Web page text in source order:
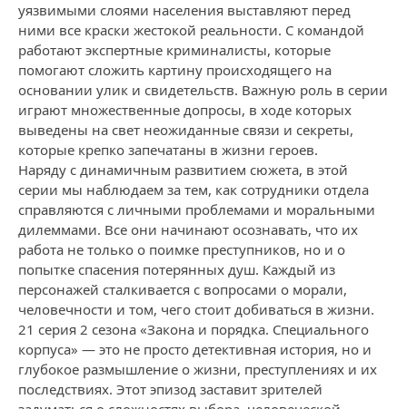
уязвимыми слоями населения выставляют перед
ними все краски жестокой реальности. С командой
работают экспертные криминалисты, которые
помогают сложить картину происходящего на
основании улик и свидетельств. Важную роль в серии
играют множественные допросы, в ходе которых
выведены на свет неожиданные связи и секреты,
которые крепко запечатаны в жизни героев.
Наряду с динамичным развитием сюжета, в этой
серии мы наблюдаем за тем, как сотрудники отдела
справляются с личными проблемами и моральными
дилеммами. Все они начинают осознавать, что их
работа не только о поимке преступников, но и о
попытке спасения потерянных душ. Каждый из
персонажей сталкивается с вопросами о морали,
человечности и том, чего стоит добиваться в жизни.
21 серия 2 сезона «Закона и порядка. Специального
корпуса» — это не просто детективная история, но и
глубокое размышление о жизни, преступлениях и их
последствиях. Этот эпизод заставит зрителей